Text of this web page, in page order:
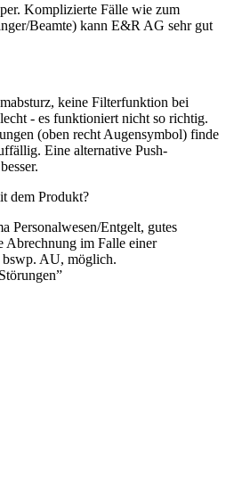
Komplizierte Fälle wie zum
Beamte) kann E&R AG sehr gut
keine Filterfunktion bei
- es funktioniert nicht so richtig.
(oben recht Augensymbol) finde
Eine alternative Push-
dem Produkt?
Personalwesen/Entgelt, gutes
Abrechnung im Falle einer
bswp. AU, möglich.